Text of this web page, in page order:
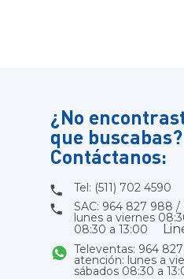
¿No
que buscabas?
Contáctanos:
Tel: (511) 702 4590
SAC: 964 827 988
lunes a viernes
08:30 a 13:00
Televentas: 964
atención: lunes a
sábados 08:30 a